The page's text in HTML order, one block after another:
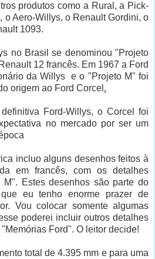
produtos como a Rural, a Pick-
Aero-Willys, o Renault Gordini, o
1093.
no Brasil se denominou "Projeto
12 francês. Em 1967 a Ford
da Willys e o "Projeto M" foi
origem ao Ford Corcel .
Ford-Willys, o Corcel foi
no mercado por ser um
incluo alguns desenhos feitos à
em francês, com os detalhes
M". Estes desenhos são parte do
eu tenho enorme prazer de
Vou colocar somente algumas
poderei incluir outros detalhes
Ford". O leitor decide!
total de 4.395 mm e para uma